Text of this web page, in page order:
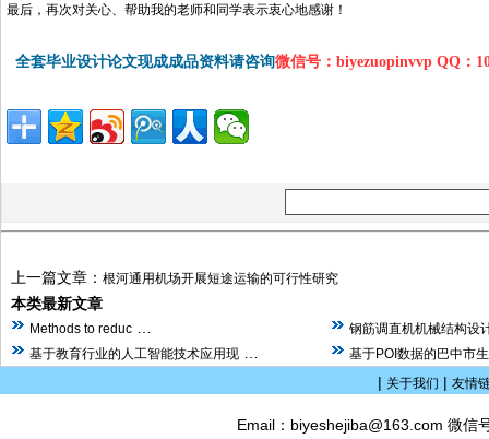
最后，再次对关心、帮助我的老师和同学表示衷心地感谢！
全套毕业设计论文现成成品资料请咨询微信号：biyezuopinvvp QQ
上一篇文章： 根河通用机场开展短途运输的可行性研究
本类最新文章
Methods to reduc
钢筋调直机机械结构设
基于教育行业的人工智能技术应用现
基于POI数据的巴中市
| 关于我们 | 友情
Email：biyeshejiba@163.com 微